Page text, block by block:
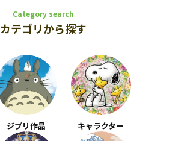
Category search
カテゴリから探す
ジブリ作品 キャラクター